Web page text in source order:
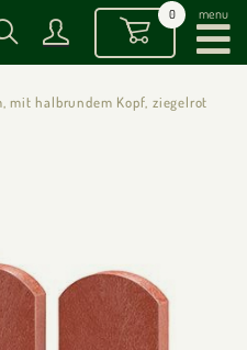
0 menu
mit halbrundem Kopf, ziegelrot